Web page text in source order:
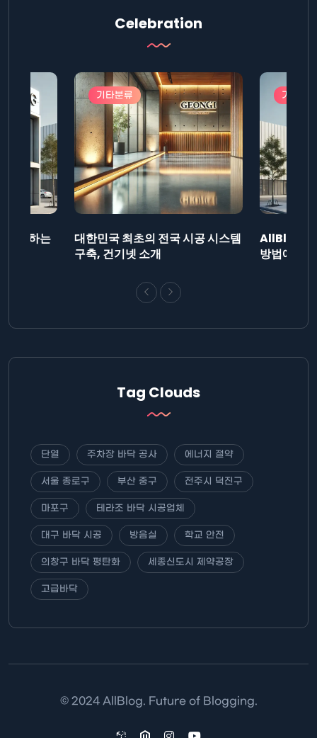
Celebration
제출하는
기타분류
대한민국 최초의 전국 시공 시스템
구축, 건기넷 소개
기타분
AllBlog에
방법에 대
Tag Clouds
단열 주차장 바닥 공사 에너지 절약
서울 종로구 부산 중구 전주시 덕진구
마포구 테라조 바닥 시공업체
대구 바닥 시공 방음실 학교 안전
의창구 바닥 평탄화 세종신도시 제약공장
고급바닥
© 2024 AllBlog. Future of Blogging.